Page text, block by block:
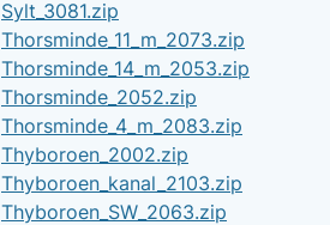
Sylt_3081.zip
Thorsminde_11_m_2073.zip
Thorsminde_14_m_2053.zip
Thorsminde_2052.zip
Thorsminde_4_m_2083.zip
Thyboroen_2002.zip
Thyboroen_kanal_2103.zip
Thyboroen_SW_2063.zip